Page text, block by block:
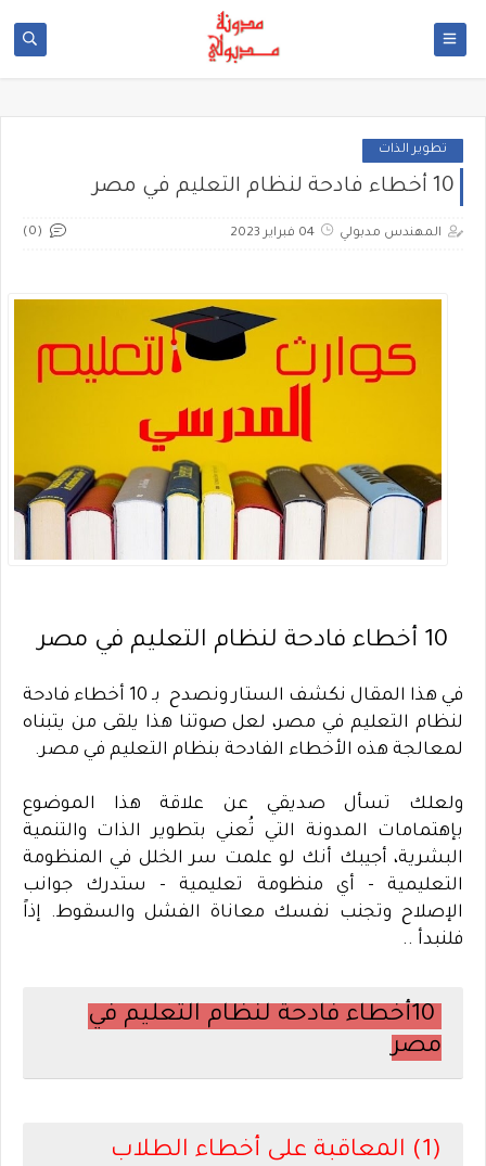
تطوير الذات
10 أخطاء فادحة لنظام التعليم في مصر
المهندس مدبولي 04 فبراير 2023 (0)
10 أخطاء فادحة لنظام التعليم في مصر
في هذا المقال نكشف الستار ونصدح
بـ 10 أخطاء فادحة
لنظام التعليم في مصر، لعل صوتنا هذا يلقى من يتبناه
لمعالجة هذه الأخطاء الفادحة بنظام التعليم في مصر.
ولعلك تسأل صديقي عن علاقة هذا الموضوع
بإهتمامات المدونة التي تُعني بتطوير الذات والتنمية
البشرية، أجيبك أنك لو علمت سر الخلل في المنظومة
التعليمية - أي منظومة تعليمية - ستدرك جوانب
الإصلاح وتجنب نفسك معاناة الفشل والسقوط. إذاً
فلنبدأ ..
10أخطاء فادحة لنظام التعليم في
مصر
(1) المعاقبة على أخطاء الطلاب